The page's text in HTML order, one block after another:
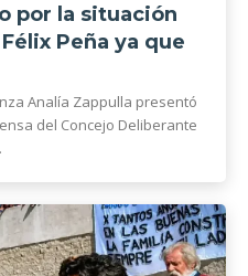
por la situación
Peña ya que
Analía Zappulla presentó
del Concejo Deliberante